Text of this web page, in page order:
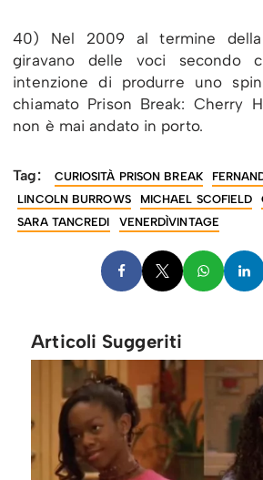
40) Nel 2009 al termine della
giravano delle voci secondo
intenzione di produrre uno
chiamato Prison Break: Cherry
non è mai andato in porto.
Tag: CURIOSITÀ PRISON BREAK
LINCOLN BURROWS
MICHAEL SCOFIELD
SARA TANCREDI
VENERDÌVINTAGE
Articoli Suggeriti